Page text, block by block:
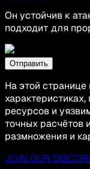
Он устойчив к
подходит для
Отправить
На этой
ресурсов и
точных расчётов
размножения и
JOIN OUR